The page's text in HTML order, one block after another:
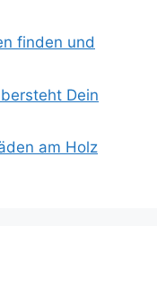
finden und
Dein
am Holz